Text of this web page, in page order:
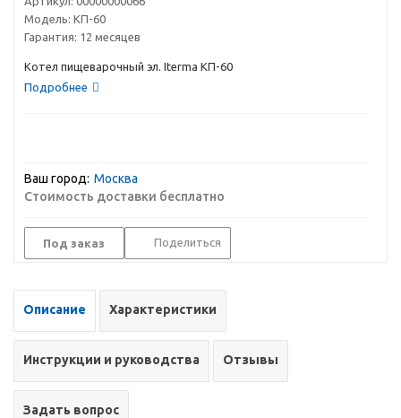
Модель: КП-60
Гарантия: 12 месяцев
Котел пищеварочный эл. Iterma КП-60
Подробнее
Ваш город: Москва
Стоимость доставки бесплатно
Под заказ Поделиться
Описание Характеристики
Инструкции и руководства Отзывы
Задать вопрос